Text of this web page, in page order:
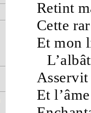
Retint
Cette
Et mon
L’
Et l’âme